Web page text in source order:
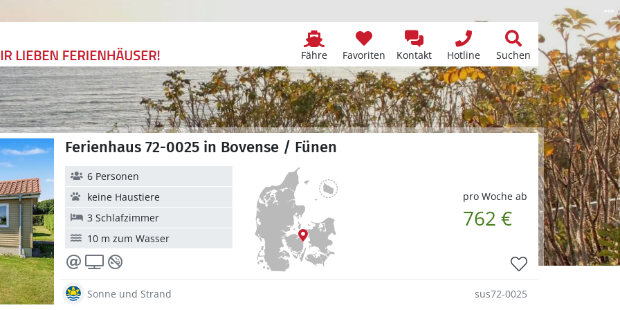
Fähre Favoriten Kontakt Hotline Suchen
Ferienhaus 72-0025 in Bovense / Fünen
pro Woche ab
762 €
6 Personen
keine Haustiere
3 Schlafzimmer
10 m zum Wasser
Sonne und Strand sus72-0025